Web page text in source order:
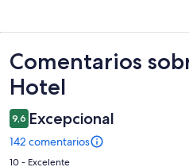
Comentarios
Comentarios
Hotel
9,6 Excepcional
142 comentarios
115
10 - Excelente